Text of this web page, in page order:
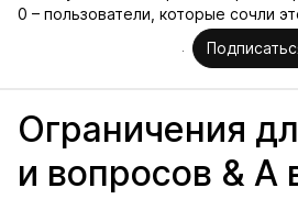
0 – пользователи, которые сочли
Ограничения
и вопросов & А